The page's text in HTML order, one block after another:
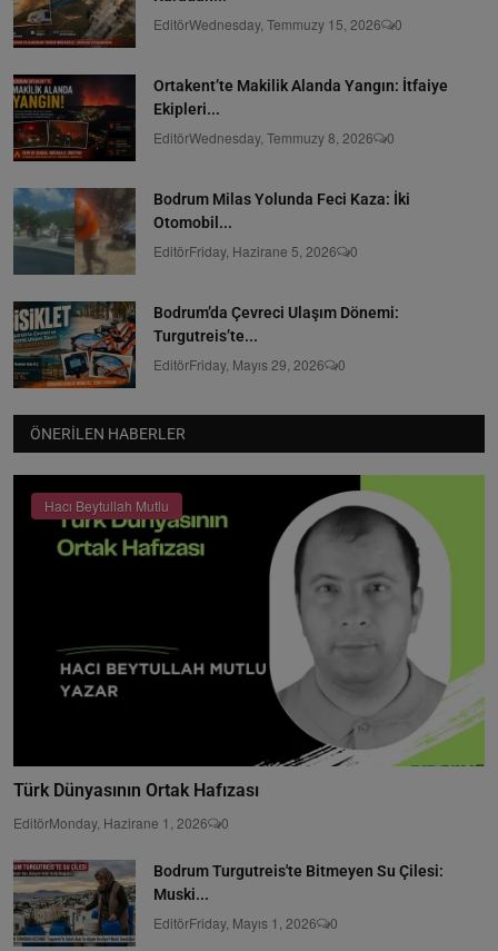
EditörWednesday, Temmuzy 15, 2026 0
Ortakent’te Makilik Alanda Yangın: İtfaiye
Ekipleri...
EditörWednesday, Temmuzy 8, 2026 0
Bodrum Milas Yolunda Feci Kaza: İki
Otomobil...
EditörFriday, Hazirane 5, 2026 0
Bodrum’da Çevreci Ulaşım Dönemi:
Turgutreis’te...
EditörFriday, Mayıs 29, 2026 0
ÖNERILEN HABERLER
Hacı Beytullah Mutlu
Türk Dünyasının Ortak Hafızası
EditörMonday, Hazirane 1, 2026 0
Bodrum Turgutreis'te Bitmeyen Su Çilesi:
Muski...
EditörFriday, Mayıs 1, 2026 0